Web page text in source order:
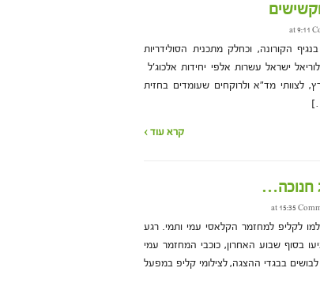
הקורונה, וכחלק מתכנית הסולידריות
ישראל עשרות אלפי יחידות אלכוג'ל
לצוותי מד"א ולרוקחים שעומדים בחזית
קרא עוד ›
חנוכה…
לקליפ למחזמר הקלאסי עמי ותמי. רגע
בסוף שבוע האחרון, כוכבי המחזמר עמי
בבגדי ההצגה, לצילומי קליפ במפעל